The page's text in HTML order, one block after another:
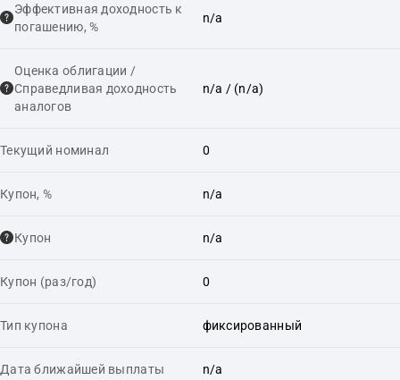
Эффективная доходность к
погашению, %
n/a
Оценка облигации /
Справедливая доходность
аналогов
n/a / (n/a)
Текущий номинал 0
Купон, % n/a
Купон n/a
Купон (раз/год) 0
Тип купона фиксированный
Дата ближайшей выплаты n/a